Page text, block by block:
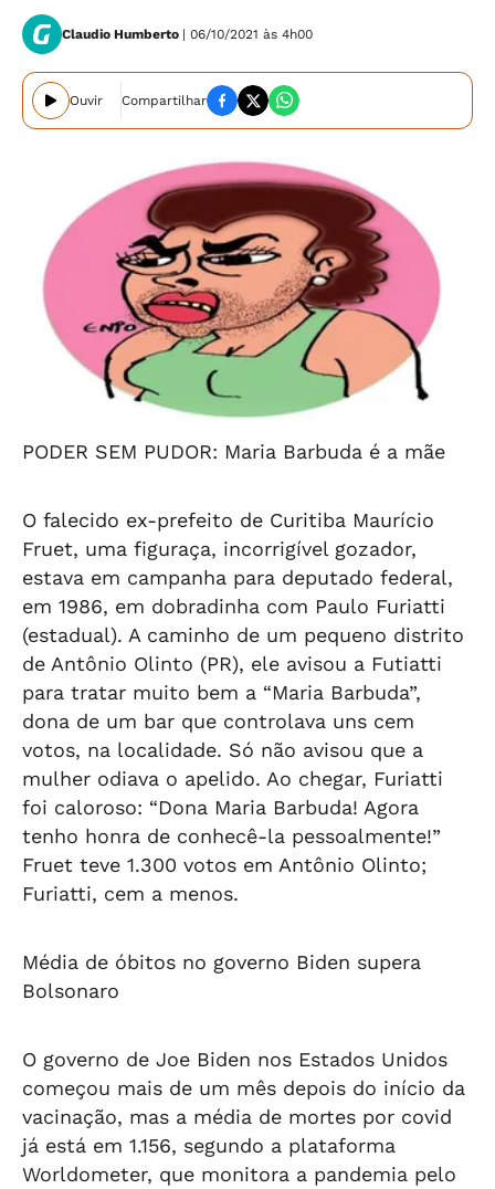
Claudio Humberto | 06/10/2021 às 4h00
Ouvir Compartilhar
PODER SEM PUDOR: Maria Barbuda é a mãe
O falecido ex-prefeito de Curitiba Maurício
Fruet, uma figuraça, incorrigível gozador,
estava em campanha para deputado federal,
em 1986, em dobradinha com Paulo Furiatti
(estadual). A caminho de um pequeno distrito
de Antônio Olinto (PR), ele avisou a Futiatti
para tratar muito bem a “Maria Barbuda”,
dona de um bar que controlava uns cem
votos, na localidade. Só não avisou que a
mulher odiava o apelido. Ao chegar, Furiatti
foi caloroso: “Dona Maria Barbuda! Agora
tenho honra de conhecê-la pessoalmente!”
Fruet teve 1.300 votos em Antônio Olinto;
Furiatti, cem a menos.
Média de óbitos no governo Biden supera
Bolsonaro
O governo de Joe Biden nos Estados Unidos
começou mais de um mês depois do início da
vacinação, mas a média de mortes por covid
já está em 1.156, segundo a plataforma
Worldometer, que monitora a pandemia pelo